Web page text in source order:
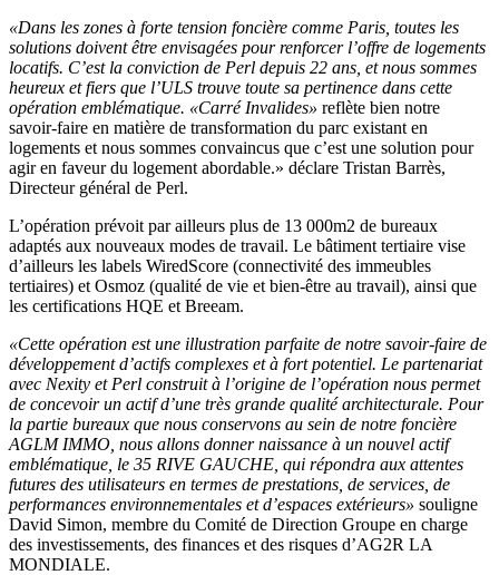
«Dans les zones à forte tension foncière comme Paris, toutes les
solutions doivent être envisagées pour renforcer l’offre de logements
locatifs. C’est la conviction de Perl depuis 22 ans, et nous sommes
heureux et fiers que l’ULS trouve toute sa pertinence dans cette
opération emblématique. «Carré Invalides» reflète bien notre
savoir-faire en matière de transformation du parc existant en
logements et nous sommes convaincus que c’est une solution pour
agir en faveur du logement abordable.» déclare Tristan Barrès,
Directeur général de Perl.
L’opération prévoit par ailleurs plus de 13 000m2 de bureaux
adaptés aux nouveaux modes de travail. Le bâtiment tertiaire vise
d’ailleurs les labels WiredScore (connectivité des immeubles
tertiaires) et Osmoz (qualité de vie et bien-être au travail), ainsi que
les certifications HQE et Breeam.
«Cette opération est une illustration parfaite de notre savoir-faire de
développement d’actifs complexes et à fort potentiel. Le partenariat
avec Nexity et Perl construit à l’origine de l’opération nous permet
de concevoir un actif d’une très grande qualité architecturale. Pour
la partie bureaux que nous conservons au sein de notre foncière
AGLM IMMO, nous allons donner naissance à un nouvel actif
emblématique, le 35 RIVE GAUCHE, qui répondra aux attentes
futures des utilisateurs en termes de prestations, de services, de
performances environnementales et d’espaces extérieurs» souligne
David Simon, membre du Comité de Direction Groupe en charge
des investissements, des finances et des risques d’AG2R LA
MONDIALE.